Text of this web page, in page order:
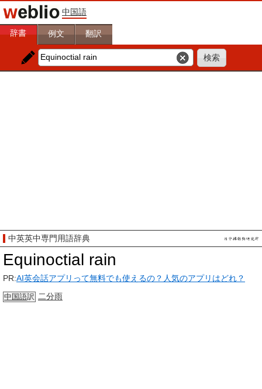
中国語
辞書 例文 翻訳
中英英中専門用語辞典
Equinoctial rain
PR:AI英会話アプリって無料でも使えるの？人気のアプリはどれ？
中国語訳 二分雨